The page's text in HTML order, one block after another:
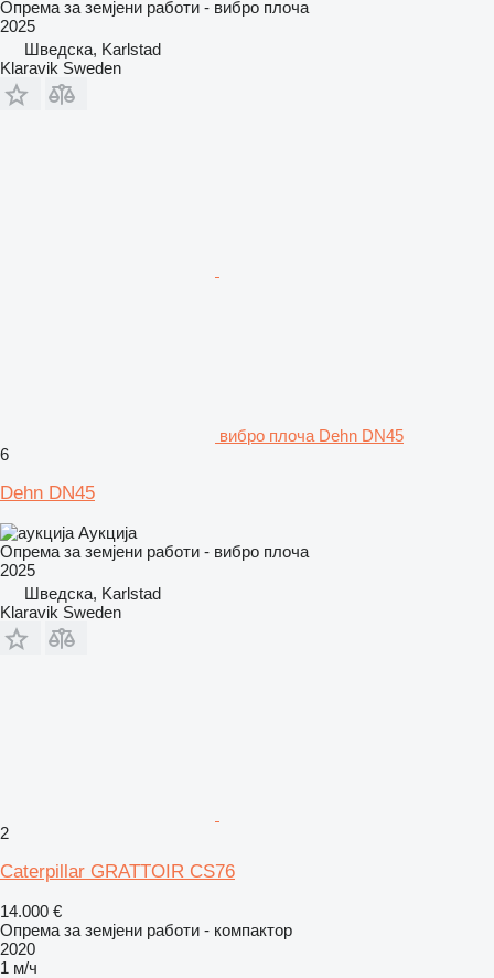
Опрема за земјени работи - вибро плоча
2025
Шведска, Karlstad
Klaravik Sweden
вибро плоча Dehn DN45
6
Dehn DN45
Аукција
Опрема за земјени работи - вибро плоча
2025
Шведска, Karlstad
Klaravik Sweden
2
Caterpillar GRATTOIR CS76
14.000 €
Опрема за земјени работи - компактор
2020
1 м/ч